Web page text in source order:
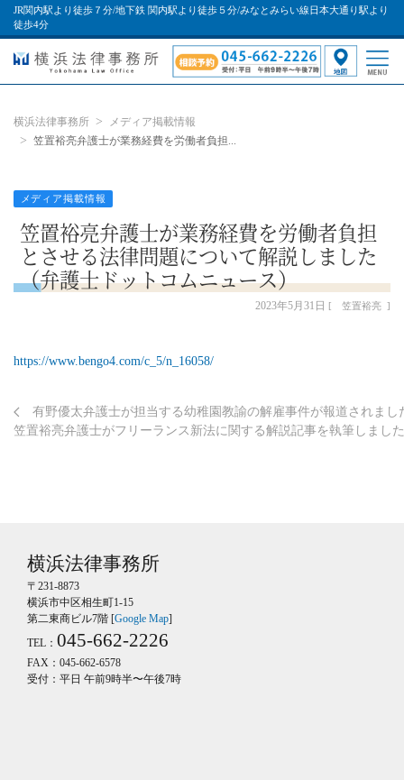
JR関内駅より徒歩７分/地下鉄 関内駅より徒歩５分/みなとみらい線日本大通り駅より
徒歩4分
横浜法律事務所
メディア掲載情報
笠置裕亮弁護士が業務経費を労働者負担...
メディア掲載情報
笠置裕亮弁護士が業務経費を労働者負担
とさせる法律問題について解説しました
（弁護士ドットコムニュース）
2023年5月31日 笠置裕亮
https://www.bengo4.com/c_5/n_16058/
有野優太弁護士が担当する幼稚園教諭の解雇事件が報道されまし
笠置裕亮弁護士がフリーランス新法に関する解説記事を執筆しまし
横浜法律事務所
〒231-8873
横浜市中区相生町1-15
第二東商ビル7階 [Google Map]
TEL： 045-662-2226
FAX：045-662-6578
受付：平日 午前9時半〜午後7時